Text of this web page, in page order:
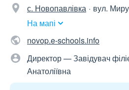
с. Новопавлівка
вул.
На мапі
novop.e-schools.info
Директор — Завідувач
Анатоліївна